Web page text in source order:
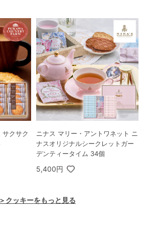
クサク
ニナス マリー・アントワネット ニ
ナスオリジナルシークレットガー
デンティータイム 34個
5,400円
クッキーをもっと見る